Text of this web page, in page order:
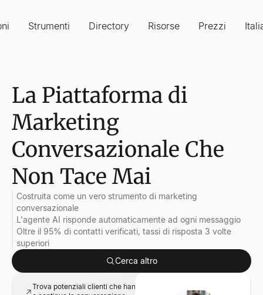
Strumenti Directory Risorse Prezzi
La Piattaforma di
Marketing
Conversazionale Che
Non Tace Mai
Costruita come un vero strumento di marketing
conversazionale
L'agente AI risponde automaticamente ad ogni messaggio
Oltre il 95% di contatti verificati, tassi di risposta 3 volte
superiori
Cerca altro
Trova potenziali clienti che hanno risposto la scorsa settimana